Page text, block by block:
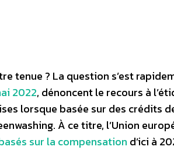
tenue ? La question s’est
2022, dénoncent le recours à
lorsque basée sur des crédits
À ce titre, l’Union
sur la compensation d’ici à